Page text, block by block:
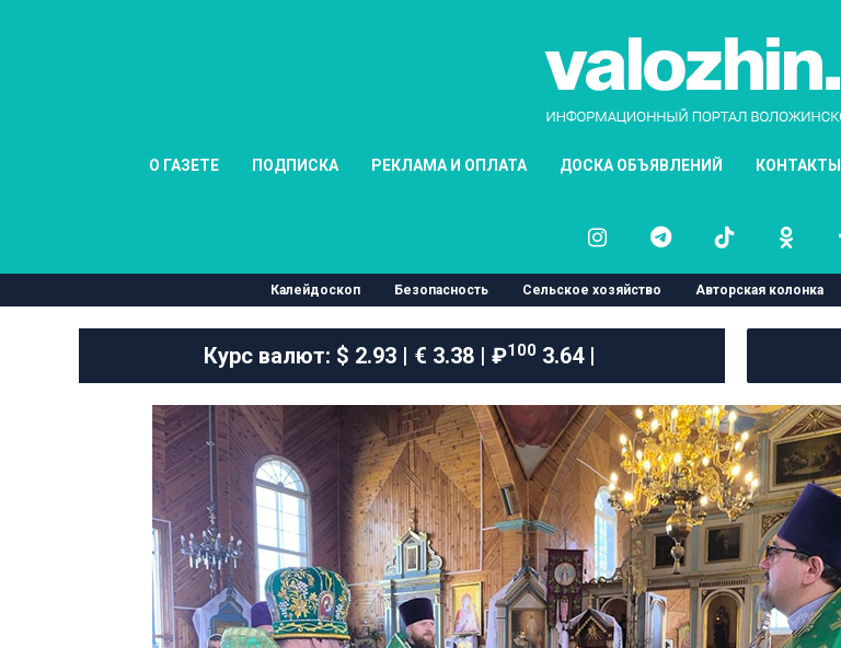
О ГАЗЕТЕ ПОДПИСКА РЕКЛАМА И ОПЛАТА ДОСКА ОБЪЯВЛЕНИЙ КОНТАКТЫ
Калейдоскоп Безопасность Сельское хозяйство Авторская колонка
Курс валют: $ 2.93 | € 3.38 | ₽1003.64 |